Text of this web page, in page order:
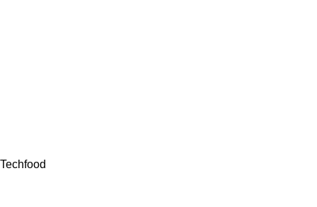
Techfood